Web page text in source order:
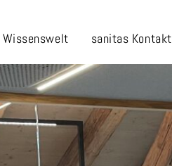
Wissenswelt sanitas Kontakt